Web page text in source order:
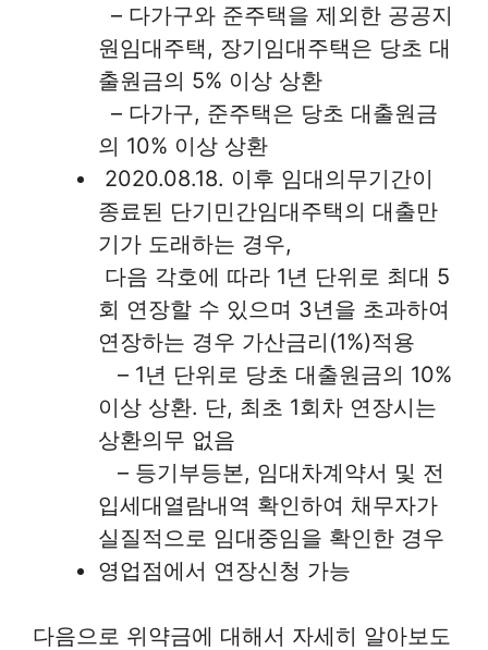
– 다가구와 준주택을 제외한 공공지
원임대주택, 장기임대주택은 당초 대
출원금의 5% 이상 상환
– 다가구, 준주택은 당초 대출원금
의 10% 이상 상환
2020.08.18. 이후 임대의무기간이
종료된 단기민간임대주택의 대출만
기가 도래하는 경우,
다음 각호에 따라 1년 단위로 최대 5
회 연장할 수 있으며 3년을 초과하여
연장하는 경우 가산금리(1%)적용
– 1년 단위로 당초 대출원금의 10%
이상 상환. 단, 최초 1회차 연장시는
상환의무 없음
– 등기부등본, 임대차계약서 및 전
입세대열람내역 확인하여 채무자가
실질적으로 임대중임을 확인한 경우
영업점에서 연장신청 가능
다음으로 위약금에 대해서 자세히 알아보도